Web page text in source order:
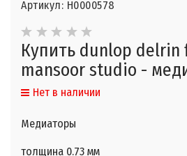
Артикул: Н0000578
Купить dunlop delrin
mansoor studio -
Нет в наличии
Медиаторы
толщина 0.73 мм